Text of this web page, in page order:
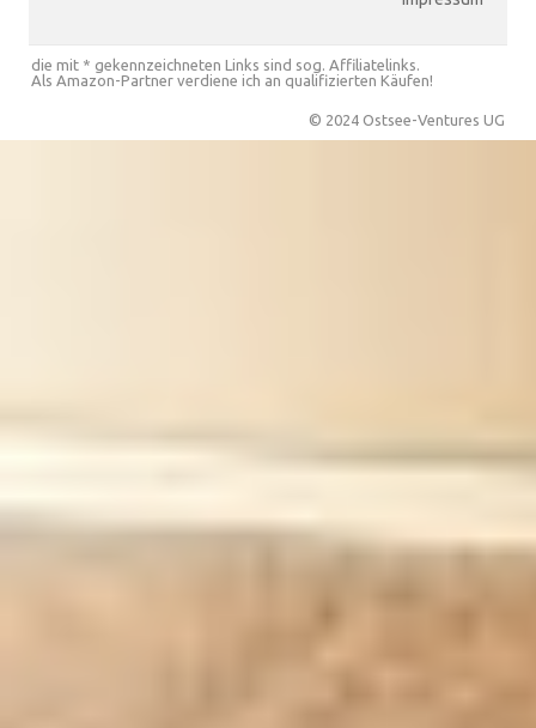
die mit * gekennzeichneten Links sind sog. Affiliatelinks.
Als Amazon-Partner verdiene ich an qualifizierten Käufen!
© 2024 Ostsee-Ventures UG